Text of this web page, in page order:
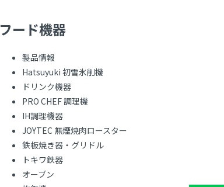
フード機器
製品情報
Hatsuyuki 初雪氷削機
ドリンク機器
PRO CHEF 調理機
IH調理機器
JOYTEC 無煙焼肉ロースター
鉄板焼き器・グリドル
トキワ鉄器
オーブン